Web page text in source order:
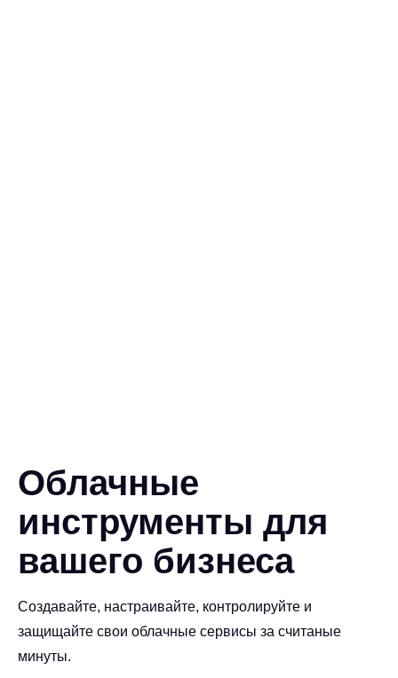
Облачные
инструменты для
вашего бизнеса
Создавайте, настраивайте, контролируйте и
защищайте свои облачные сервисы за считаные
минуты.